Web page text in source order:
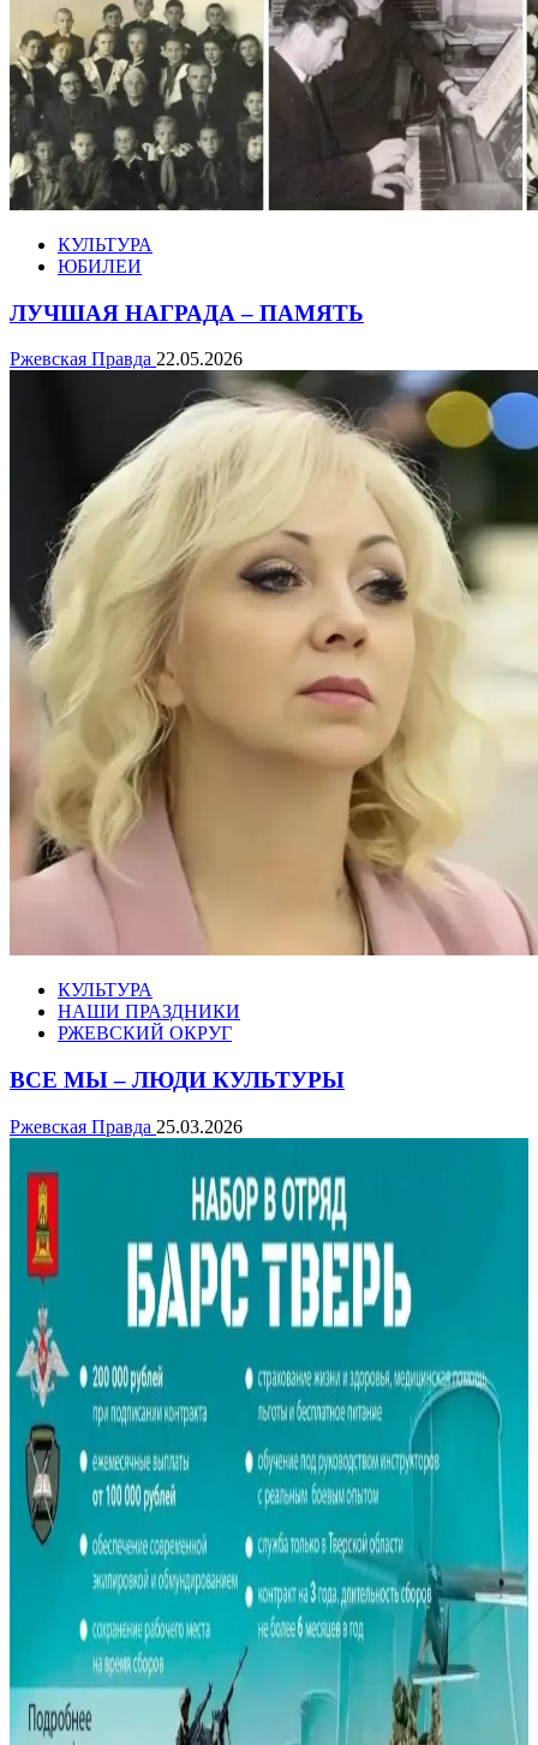
КУЛЬТУРА
ЮБИЛЕИ
ЛУЧШАЯ НАГРАДА – ПАМЯТЬ
Ржевская Правда 22.05.2026
КУЛЬТУРА
НАШИ ПРАЗДНИКИ
РЖЕВСКИЙ ОКРУГ
ВСЕ МЫ – ЛЮДИ КУЛЬТУРЫ
Ржевская Правда 25.03.2026